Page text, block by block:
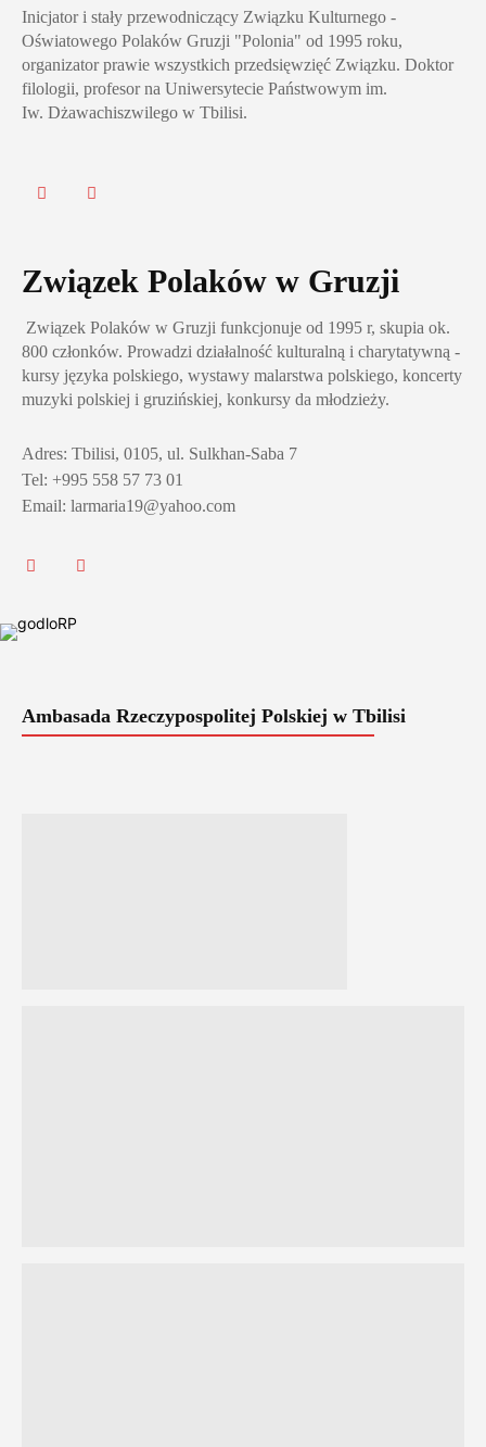
Inicjator i stały przewodniczący Związku Kulturnego -
Oświatowego Polaków Gruzji "Polonia" od 1995 roku,
organizator prawie wszystkich przedsięwzięć Związku. Doktor
filologii, profesor na Uniwersytecie Państwowym im.
Iw. Dżawachiszwilego w Tbilisi.
Związek Polaków w Gruzji
Związek Polaków w Gruzji funkcjonuje od 1995 r, skupia ok.
800 członków. Prowadzi działalność kulturalną i charytatywną -
kursy języka polskiego, wystawy malarstwa polskiego, koncerty
muzyki polskiej i gruzińskiej, konkursy da młodzieży.
Adres: Tbilisi, 0105, ul. Sulkhan-Saba 7
Tel: +995 558 57 73 01
Email: larmaria19@yahoo.com
Ambasada Rzeczypospolitej Polskiej w Tbilisi